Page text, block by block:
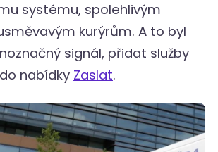
systému, spolehlivým
kurýrům. A to byl
signál, přidat služby
nabídky Zaslat.